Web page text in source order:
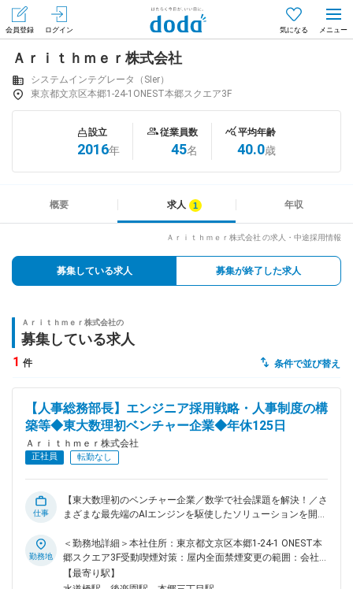
会員登録 ログイン 気になる
会員登録（無料）
はじめてdodaをご利用される方へ
求人を紹介してもらう
知りたい・聞きたい
専門サイト
自動案内は24時間365日対応
転職の「モヤモヤ」、一人で悩まず
気軽に相談してみませんか？
dodaの使い方は？
Ａｒｉｔｈｍｅｒ株式会社
システムインテグレータ（SIer）
東京都文京区本郷1-24-1ONEST本郷スクエア3F
設立
2016年
従業員数
45名
平均年齢
40.0歳
概要 求人 年収
Ａｒｉｔｈｍｅｒ株式会社 の求人・中途採用情報
募集している求人 募集が終了した求人
Ａｒｉｔｈｍｅｒ株式会社の
募集している求人
1 件 条件で並び替え
【人事総務部長】エンジニア採用戦略・人事制度の構
築等◆東大数理初ベンチャー企業◆年休125日
Ａｒｉｔｈｍｅｒ株式会社
正社員 転勤なし
仕事
【東大数理初のベンチャー企業／数学で社会課題を解決！／さ
まざまな最先端のAIエンジンを駆使したソリューションを開
の戦略策定等からご対応いただき徐々に業務を広げていってい
ただく予定です。 メイン業務は人事業務とマネジメントにな
りますが、総務業務等も対応いただきます。 ■ポジション概
要： 事業拡大フェーズにある当社で、全ての社員が成長し続
勤務地
＜勤務地詳細＞本社住所：東京都文京区本郷1-24-1 ONEST本
郷スクエア3F受動喫煙対策：屋内全面禁煙変更の範囲：会社
の定める事業所
【最寄り駅】